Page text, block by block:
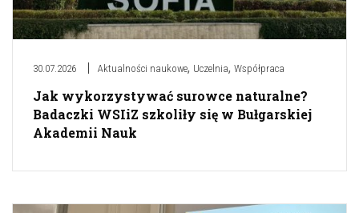
30.07.2026 Aktualności naukowe, Uczelnia, Współpraca
Jak wykorzystywać surowce naturalne?
Badaczki WSIiZ szkoliły się w Bułgarskiej
Akademii Nauk